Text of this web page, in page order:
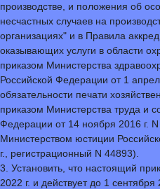
производстве, и положения об
несчастных случаев на
организациях" и в Правила
оказывающих услуги в области
приказом Министерства
Российской Федерации от 1
обязательности печати
приказом Министерства труда и
Федерации от 14 ноября 2016 г.
Министерством юстиции
г., регистрационный N 44893).
3. Установить, что настоящий
2022 г. и действует до 1 сентября